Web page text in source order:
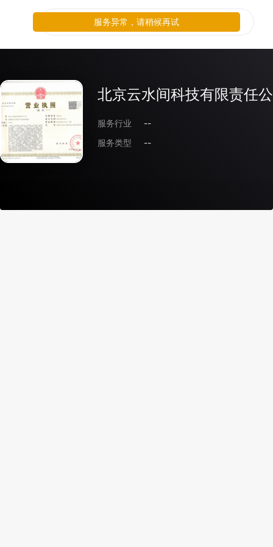
北京云水间科技有限责任
服务行业
--
服务类型
--
服务异常，请稍候再试